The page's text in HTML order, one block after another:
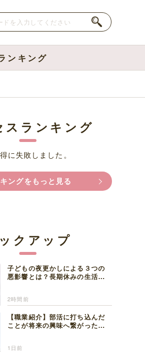
ンキング
スランキング
に失敗しました。
ングをもっと見る
クアップ
子どもの夜更かしによる３つの
悪影響とは？長期休みの生活リ
2時間前
【職業紹介】部活に打ち込んだ
ことが将来の興味へ繋がった。
1日前